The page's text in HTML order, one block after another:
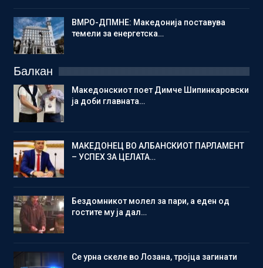
ВМРО-ДПМНЕ: Македонија поставува
темели за енергетска…
Балкан
Македонскиот поет Димче Шипинкаровски
ја доби главната…
МАКЕДОНЕЦ ВО АЛБАНСКИОТ ПАРЛАМЕНТ
– УСПЕХ ЗА ЦЕЛАТА…
Бездомникот молел за пари, а еден од
гостите му ја дал…
Се урна скеле во Лозана, тројца загинати